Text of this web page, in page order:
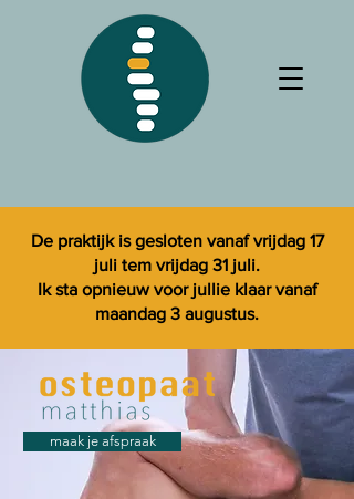
De praktijk is gesloten vanaf vrijdag 17
juli tem vrijdag 31 juli.
Ik sta opnieuw voor jullie klaar vanaf
maandag 3 augustus.
maak je afspraak